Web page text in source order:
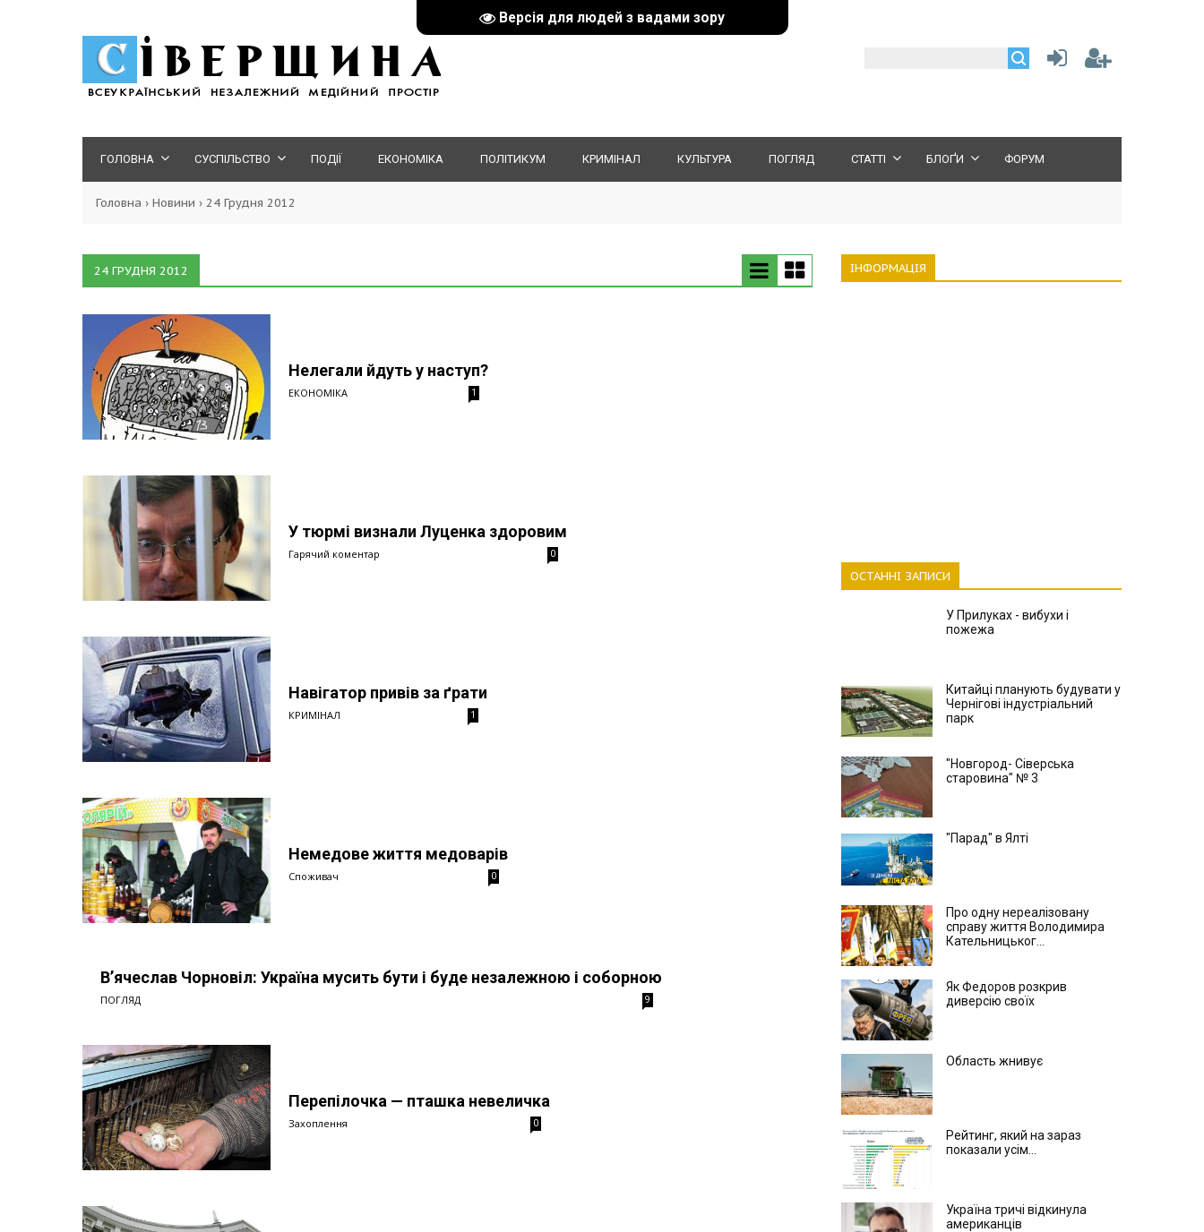
Версія для людей з вадами зору
ГОЛОВНА СУСПІЛЬСТВО ПОДІЇ ЕКОНОМІКА ПОЛІТИКУМ КРИМІНАЛ КУЛЬТУРА ПОГЛЯД СТАТТІ БЛОҐИ ФОРУМ
Головна › Новини › 24 Грудня 2012
24 ГРУДНЯ 2012
Нелегали йдуть у наступ?
ЕКОНОМІКА 1
У тюрмі визнали Луценка здоровим
Гарячий коментар 0
Навігатор привів за ґрати
КРИМІНАЛ 1
Немедове життя медоварів
Споживач 0
В’ячеслав Чорновіл: Україна мусить бути і буде незалежною і соборною
ПОГЛЯД 9
Перепілочка — пташка невеличка
Захоплення 0
ІНФОРМАЦІЯ
ОСТАННІ ЗАПИСИ
У Прилуках - вибухи і
пожежа
Китайці планують будувати у
Чернігові індустріальний
парк
"Новгород- Сіверська
старовина" № 3
"Парад" в Ялті
Про одну нереалізовану
справу життя Володимира
Кательницьког...
Як Федоров розкрив
диверсію своїх
Область жнивує
Рейтинг, який на зараз
показали усім...
Україна тричі відкинула
американців